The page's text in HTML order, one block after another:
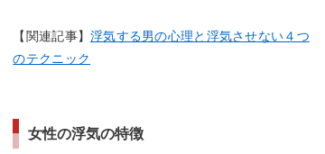
【関連記事】浮気する男の心理と浮気させない４つ
のテクニック
女性の浮気の特徴